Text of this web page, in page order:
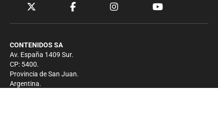
CONTENIDOS SA
Av. España 1409 Sur.
CP: 5400.
Provincia de San Juan.
Argentina.